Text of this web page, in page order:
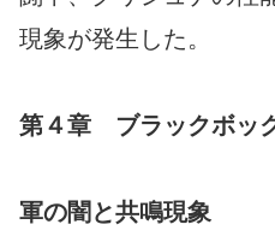
現象が発生した。
第４章 ブラックボッ
軍の闇と共鳴現象